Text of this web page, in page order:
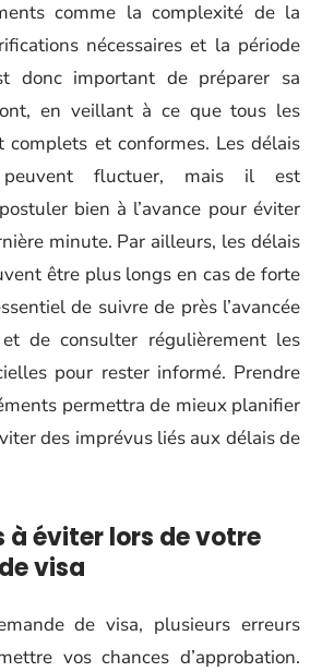
comme la complexité de la
nécessaires et la période
donc important de préparer sa
en veillant à ce que tous les
complets et conformes. Les délais
fluctuer, mais il est
bien à l’avance pour éviter
minute. Par ailleurs, les délais
être plus longs en cas de forte
de suivre de près l’avancée
de consulter régulièrement les
pour rester informé. Prendre
permettra de mieux planifier
des imprévus liés aux délais de
à éviter lors de votre
visa
de visa, plusieurs erreurs
vos chances d’approbation.